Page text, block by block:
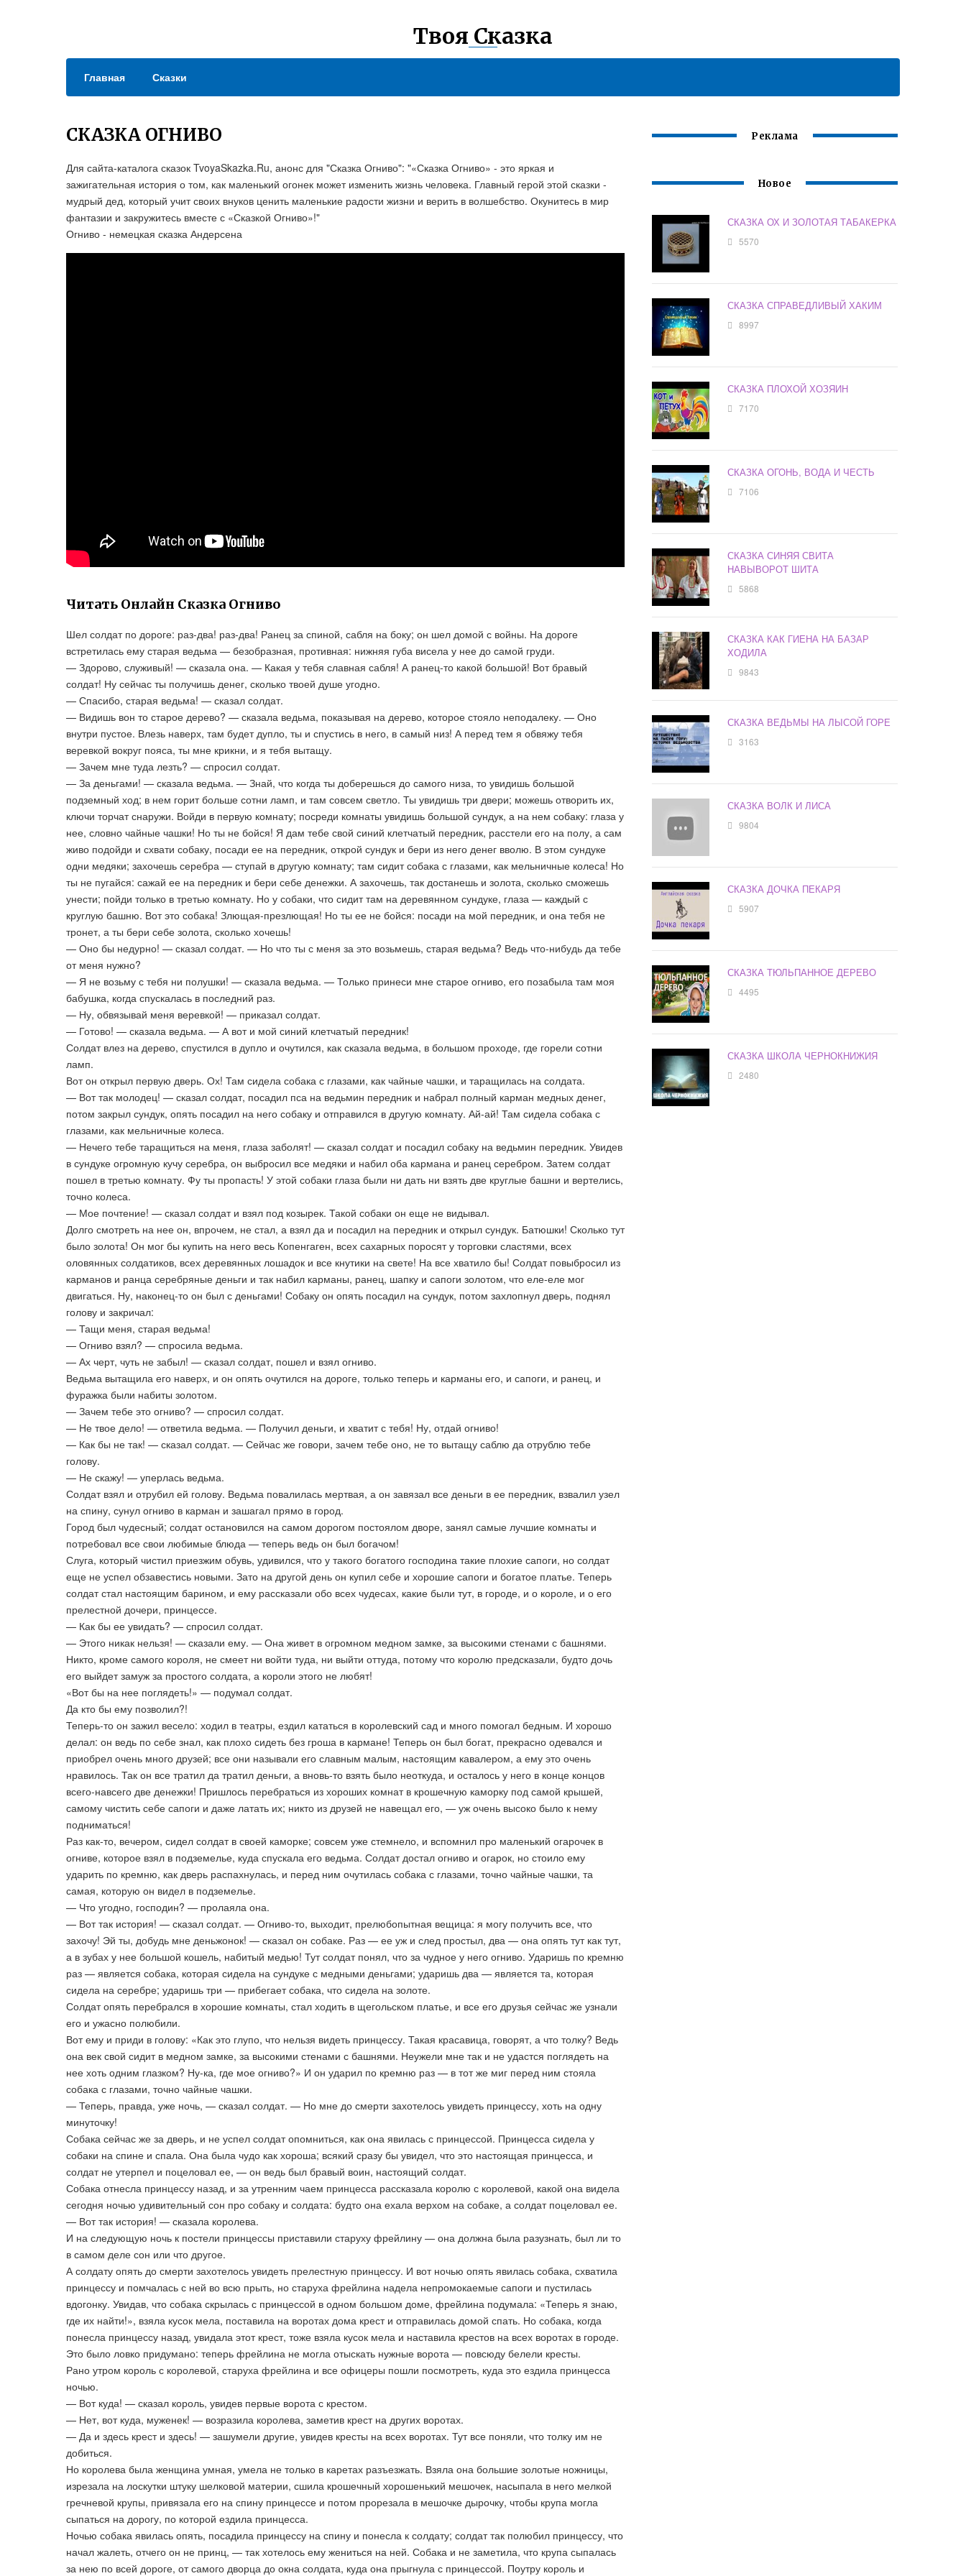
Твоя Сказка
Главная Сказки
СКАЗКА ОГНИВО
Для сайта-каталога сказок TvoyaSkazka.Ru, анонс для "Сказка Огниво": "«Сказка Огниво» - это яркая и
зажигательная история о том, как маленький огонек может изменить жизнь человека. Главный герой этой сказки -
мудрый дед, который учит своих внуков ценить маленькие радости жизни и верить в волшебство. Окунитесь в мир
фантазии и закружитесь вместе с «Сказкой Огниво»!"
Огниво - немецкая сказка Андерсена
Читать Онлайн Сказка Огниво
Шел солдат по дороге: раз-два! раз-два! Ранец за спиной, сабля на боку; он шел домой с войны. На дороге
встретилась ему старая ведьма — безобразная, противная: нижняя губа висела у нее до самой груди.
— Здорово, служивый! — сказала она. — Какая у тебя славная сабля! А ранец-то какой большой! Вот бравый
солдат! Ну сейчас ты получишь денег, сколько твоей душе угодно.
— Спасибо, старая ведьма! — сказал солдат.
— Видишь вон то старое дерево? — сказала ведьма, показывая на дерево, которое стояло неподалеку. — Оно
внутри пустое. Влезь наверх, там будет дупло, ты и спустись в него, в самый низ! А перед тем я обвяжу тебя
веревкой вокруг пояса, ты мне крикни, и я тебя вытащу.
— Зачем мне туда лезть? — спросил солдат.
— За деньгами! — сказала ведьма. — Знай, что когда ты доберешься до самого низа, то увидишь большой
подземный ход; в нем горит больше сотни ламп, и там совсем светло. Ты увидишь три двери; можешь отворить их,
ключи торчат снаружи. Войди в первую комнату; посреди комнаты увидишь большой сундук, а на нем собаку: глаза у
нее, словно чайные чашки! Но ты не бойся! Я дам тебе свой синий клетчатый передник, расстели его на полу, а сам
живо подойди и схвати собаку, посади ее на передник, открой сундук и бери из него денег вволю. В этом сундуке
одни медяки; захочешь серебра — ступай в другую комнату; там сидит собака с глазами, как мельничные колеса! Но
ты не пугайся: сажай ее на передник и бери себе денежки. А захочешь, так достанешь и золота, сколько сможешь
унести; пойди только в третью комнату. Но у собаки, что сидит там на деревянном сундуке, глаза — каждый с
круглую башню. Вот это собака! Злющая-презлющая! Но ты ее не бойся: посади на мой передник, и она тебя не
тронет, а ты бери себе золота, сколько хочешь!
— Оно бы недурно! — сказал солдат. — Но что ты с меня за это возьмешь, старая ведьма? Ведь что-нибудь да тебе
от меня нужно?
— Я не возьму с тебя ни полушки! — сказала ведьма. — Только принеси мне старое огниво, его позабыла там моя
бабушка, когда спускалась в последний раз.
— Ну, обвязывай меня веревкой! — приказал солдат.
— Готово! — сказала ведьма. — А вот и мой синий клетчатый передник!
Солдат влез на дерево, спустился в дупло и очутился, как сказала ведьма, в большом проходе, где горели сотни
ламп.
Вот он открыл первую дверь. Ох! Там сидела собака с глазами, как чайные чашки, и таращилась на солдата.
— Вот так молодец! — сказал солдат, посадил пса на ведьмин передник и набрал полный карман медных денег,
потом закрыл сундук, опять посадил на него собаку и отправился в другую комнату. Ай-ай! Там сидела собака с
глазами, как мельничные колеса.
— Нечего тебе таращиться на меня, глаза заболят! — сказал солдат и посадил собаку на ведьмин передник. Увидев
в сундуке огромную кучу серебра, он выбросил все медяки и набил оба кармана и ранец серебром. Затем солдат
пошел в третью комнату. Фу ты пропасть! У этой собаки глаза были ни дать ни взять две круглые башни и вертелись,
точно колеса.
— Мое почтение! — сказал солдат и взял под козырек. Такой собаки он еще не видывал.
Долго смотреть на нее он, впрочем, не стал, а взял да и посадил на передник и открыл сундук. Батюшки! Сколько тут
было золота! Он мог бы купить на него весь Копенгаген, всех сахарных поросят у торговки сластями, всех
оловянных солдатиков, всех деревянных лошадок и все кнутики на свете! На все хватило бы! Солдат повыбросил из
карманов и ранца серебряные деньги и так набил карманы, ранец, шапку и сапоги золотом, что еле-еле мог
двигаться. Ну, наконец-то он был с деньгами! Собаку он опять посадил на сундук, потом захлопнул дверь, поднял
голову и закричал:
— Тащи меня, старая ведьма!
— Огниво взял? — спросила ведьма.
— Ах черт, чуть не забыл! — сказал солдат, пошел и взял огниво.
Ведьма вытащила его наверх, и он опять очутился на дороге, только теперь и карманы его, и сапоги, и ранец, и
фуражка были набиты золотом.
— Зачем тебе это огниво? — спросил солдат.
— Не твое дело! — ответила ведьма. — Получил деньги, и хватит с тебя! Ну, отдай огниво!
— Как бы не так! — сказал солдат. — Сейчас же говори, зачем тебе оно, не то вытащу саблю да отрублю тебе
голову.
— Не скажу! — уперлась ведьма.
Солдат взял и отрубил ей голову. Ведьма повалилась мертвая, а он завязал все деньги в ее передник, взвалил узел
на спину, сунул огниво в карман и зашагал прямо в город.
Город был чудесный; солдат остановился на самом дорогом постоялом дворе, занял самые лучшие комнаты и
потребовал все свои любимые блюда — теперь ведь он был богачом!
Слуга, который чистил приезжим обувь, удивился, что у такого богатого господина такие плохие сапоги, но солдат
еще не успел обзавестись новыми. Зато на другой день он купил себе и хорошие сапоги и богатое платье. Теперь
солдат стал настоящим барином, и ему рассказали обо всех чудесах, какие были тут, в городе, и о короле, и о его
прелестной дочери, принцессе.
— Как бы ее увидать? — спросил солдат.
— Этого никак нельзя! — сказали ему. — Она живет в огромном медном замке, за высокими стенами с башнями.
Никто, кроме самого короля, не смеет ни войти туда, ни выйти оттуда, потому что королю предсказали, будто дочь
его выйдет замуж за простого солдата, а короли этого не любят!
«Вот бы на нее поглядеть!» — подумал солдат.
Да кто бы ему позволил?!
Теперь-то он зажил весело: ходил в театры, ездил кататься в королевский сад и много помогал бедным. И хорошо
делал: он ведь по себе знал, как плохо сидеть без гроша в кармане! Теперь он был богат, прекрасно одевался и
приобрел очень много друзей; все они называли его славным малым, настоящим кавалером, а ему это очень
нравилось. Так он все тратил да тратил деньги, а вновь-то взять было неоткуда, и осталось у него в конце концов
всего-навсего две денежки! Пришлось перебраться из хороших комнат в крошечную каморку под самой крышей,
самому чистить себе сапоги и даже латать их; никто из друзей не навещал его, — уж очень высоко было к нему
подниматься!
Раз как-то, вечером, сидел солдат в своей каморке; совсем уже стемнело, и вспомнил про маленький огарочек в
огниве, которое взял в подземелье, куда спускала его ведьма. Солдат достал огниво и огарок, но стоило ему
ударить по кремню, как дверь распахнулась, и перед ним очутилась собака с глазами, точно чайные чашки, та
самая, которую он видел в подземелье.
— Что угодно, господин? — пролаяла она.
— Вот так история! — сказал солдат. — Огниво-то, выходит, прелюбопытная вещица: я могу получить все, что
захочу! Эй ты, добудь мне деньжонок! — сказал он собаке. Раз — ее уж и след простыл, два — она опять тут как тут,
а в зубах у нее большой кошель, набитый медью! Тут солдат понял, что за чудное у него огниво. Ударишь по кремню
раз — является собака, которая сидела на сундуке с медными деньгами; ударишь два — является та, которая
сидела на серебре; ударишь три — прибегает собака, что сидела на золоте.
Солдат опять перебрался в хорошие комнаты, стал ходить в щегольском платье, и все его друзья сейчас же узнали
его и ужасно полюбили.
Вот ему и приди в голову: «Как это глупо, что нельзя видеть принцессу. Такая красавица, говорят, а что толку? Ведь
она век свой сидит в медном замке, за высокими стенами с башнями. Неужели мне так и не удастся поглядеть на
нее хоть одним глазком? Ну-ка, где мое огниво?» И он ударил по кремню раз — в тот же миг перед ним стояла
собака с глазами, точно чайные чашки.
— Теперь, правда, уже ночь, — сказал солдат. — Но мне до смерти захотелось увидеть принцессу, хоть на одну
минуточку!
Собака сейчас же за дверь, и не успел солдат опомниться, как она явилась с принцессой. Принцесса сидела у
собаки на спине и спала. Она была чудо как хороша; всякий сразу бы увидел, что это настоящая принцесса, и
солдат не утерпел и поцеловал ее, — он ведь был бравый воин, настоящий солдат.
Собака отнесла принцессу назад, и за утренним чаем принцесса рассказала королю с королевой, какой она видела
сегодня ночью удивительный сон про собаку и солдата: будто она ехала верхом на собаке, а солдат поцеловал ее.
— Вот так история! — сказала королева.
И на следующую ночь к постели принцессы приставили старуху фрейлину — она должна была разузнать, был ли то
в самом деле сон или что другое.
А солдату опять до смерти захотелось увидеть прелестную принцессу. И вот ночью опять явилась собака, схватила
принцессу и помчалась с ней во всю прыть, но старуха фрейлина надела непромокаемые сапоги и пустилась
вдогонку. Увидав, что собака скрылась с принцессой в одном большом доме, фрейлина подумала: «Теперь я знаю,
где их найти!», взяла кусок мела, поставила на воротах дома крест и отправилась домой спать. Но собака, когда
понесла принцессу назад, увидала этот крест, тоже взяла кусок мела и наставила крестов на всех воротах в городе.
Это было ловко придумано: теперь фрейлина не могла отыскать нужные ворота — повсюду белели кресты.
Рано утром король с королевой, старуха фрейлина и все офицеры пошли посмотреть, куда это ездила принцесса
ночью.
— Вот куда! — сказал король, увидев первые ворота с крестом.
— Нет, вот куда, муженек! — возразила королева, заметив крест на других воротах.
— Да и здесь крест и здесь! — зашумели другие, увидев кресты на всех воротах. Тут все поняли, что толку им не
добиться.
Но королева была женщина умная, умела не только в каретах разъезжать. Взяла она большие золотые ножницы,
изрезала на лоскутки штуку шелковой материи, сшила крошечный хорошенький мешочек, насыпала в него мелкой
гречневой крупы, привязала его на спину принцессе и потом прорезала в мешочке дырочку, чтобы крупа могла
сыпаться на дорогу, по которой ездила принцесса.
Ночью собака явилась опять, посадила принцессу на спину и понесла к солдату; солдат так полюбил принцессу, что
начал жалеть, отчего он не принц, — так хотелось ему жениться на ней. Собака и не заметила, что крупа сыпалась
за нею по всей дороге, от самого дворца до окна солдата, куда она прыгнула с принцессой. Поутру король и
Реклама
Новое
СКАЗКА ОХ И ЗОЛОТАЯ ТАБАКЕРКА
5570
СКАЗКА СПРАВЕДЛИВЫЙ ХАКИМ
8997
СКАЗКА ПЛОХОЙ ХОЗЯИН
7170
СКАЗКА ОГОНЬ, ВОДА И ЧЕСТЬ
7106
СКАЗКА СИНЯЯ СВИТА
НАВЫВОРОТ ШИТА
5868
СКАЗКА КАК ГИЕНА НА БАЗАР
ХОДИЛА
9843
СКАЗКА ВЕДЬМЫ НА ЛЫСОЙ ГОРЕ
3163
СКАЗКА ВОЛК И ЛИСА
9804
СКАЗКА ДОЧКА ПЕКАРЯ
5907
СКАЗКА ТЮЛЬПАННОЕ ДЕРЕВО
4495
СКАЗКА ШКОЛА ЧЕРНОКНИЖИЯ
2480